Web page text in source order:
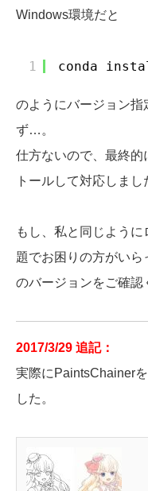
Windows環境だと
1 conda
のようにバージョン
ず…。
仕方ないので、最終的
トールして対応しまし
もし、私と同じよう
題でお困りの方がい
のバージョンをご確認
2017/3/29 追記：
実際にPaintsChainer
した。